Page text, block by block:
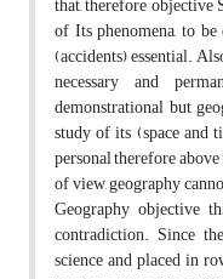
of Its phenomena, to
(accidents) essential.
necessary and
demonstrational but
study of its (space and
personal therefore
of view, geography
Geography objective
contradiction. Since
science and placed in